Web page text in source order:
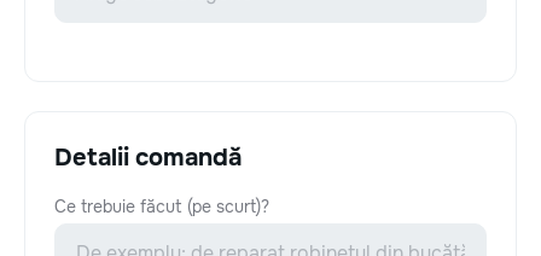
Detalii comandă
Ce trebuie făcut (pe scurt)?